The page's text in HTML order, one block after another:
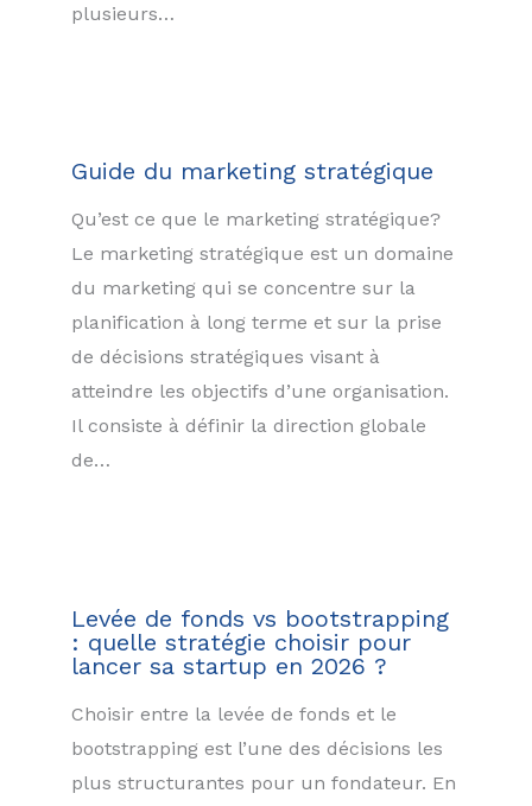
plusieurs…
Guide du marketing stratégique
Qu’est ce que le marketing stratégique?
Le marketing stratégique est un domaine
du marketing qui se concentre sur la
planification à long terme et sur la prise
de décisions stratégiques visant à
atteindre les objectifs d’une organisation.
Il consiste à définir la direction globale
de…
Levée de fonds vs bootstrapping
: quelle stratégie choisir pour
lancer sa startup en 2026 ?
Choisir entre la levée de fonds et le
bootstrapping est l’une des décisions les
plus structurantes pour un fondateur. En